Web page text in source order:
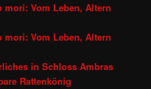
mori: Vom Leben, Altern
mori: Vom Leben, Altern
in Schloss Ambras
Rattenkönig